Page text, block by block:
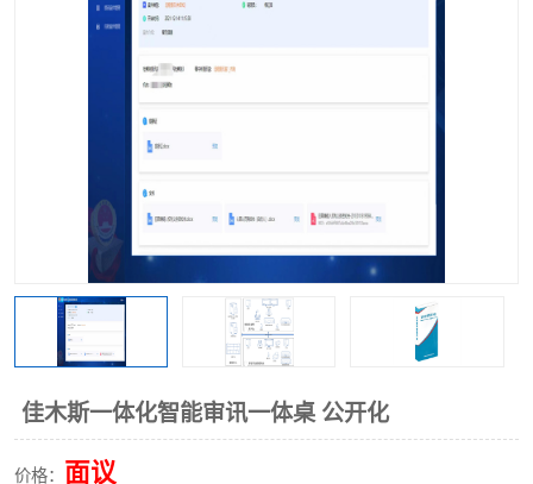
佳木斯一体化智能审讯一体桌 公开化
价格： 面议